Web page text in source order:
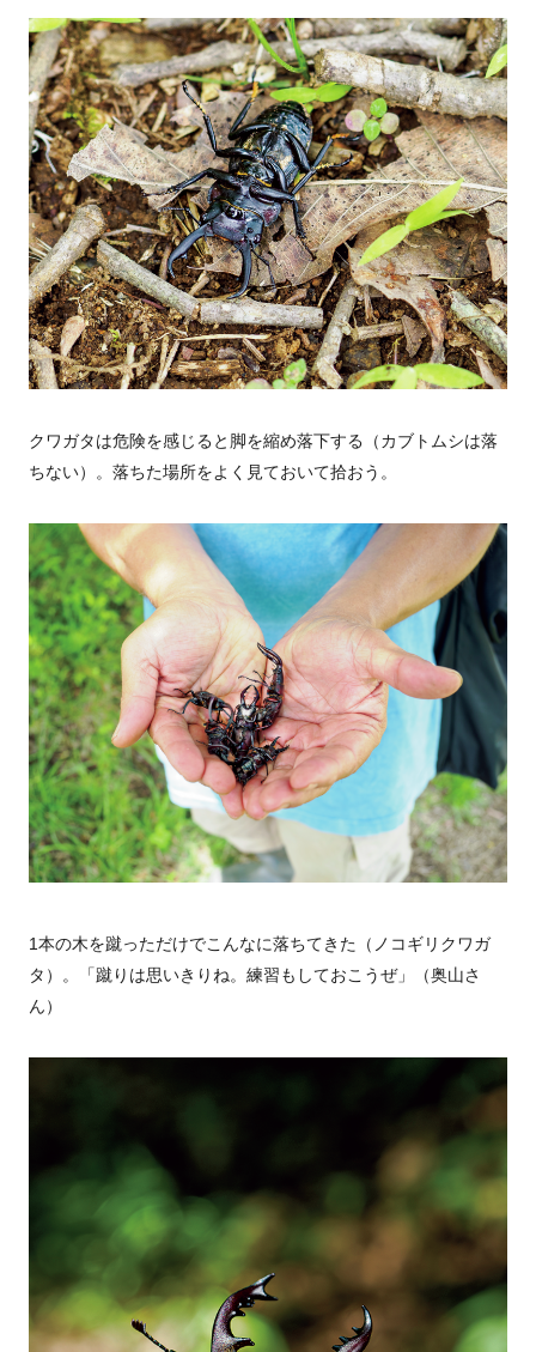
クワガタは危険を感じると脚を縮め落下する（カブトムシは落
ちない）。落ちた場所をよく見ておいて拾おう。
1本の木を蹴っただけでこんなに落ちてきた（ノコギリクワガ
タ）。「蹴りは思いきりね。練習もしておこうぜ」（奥山さ
ん）